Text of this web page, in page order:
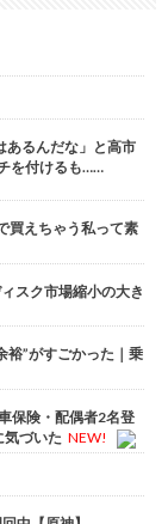
あるんだな」と高市
を付けるも……
買えちゃう私って素
スク市場縮小の大き
裕”がすごかった｜乗
保険・配偶者2名登
気づいた NEW!